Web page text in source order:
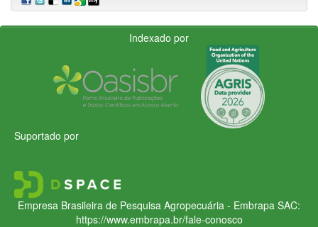
Indexado por
Suportado por
Empresa Brasileira de Pesquisa Agropecuária - Embrapa SAC:
https://www.embrapa.br/fale-conosco